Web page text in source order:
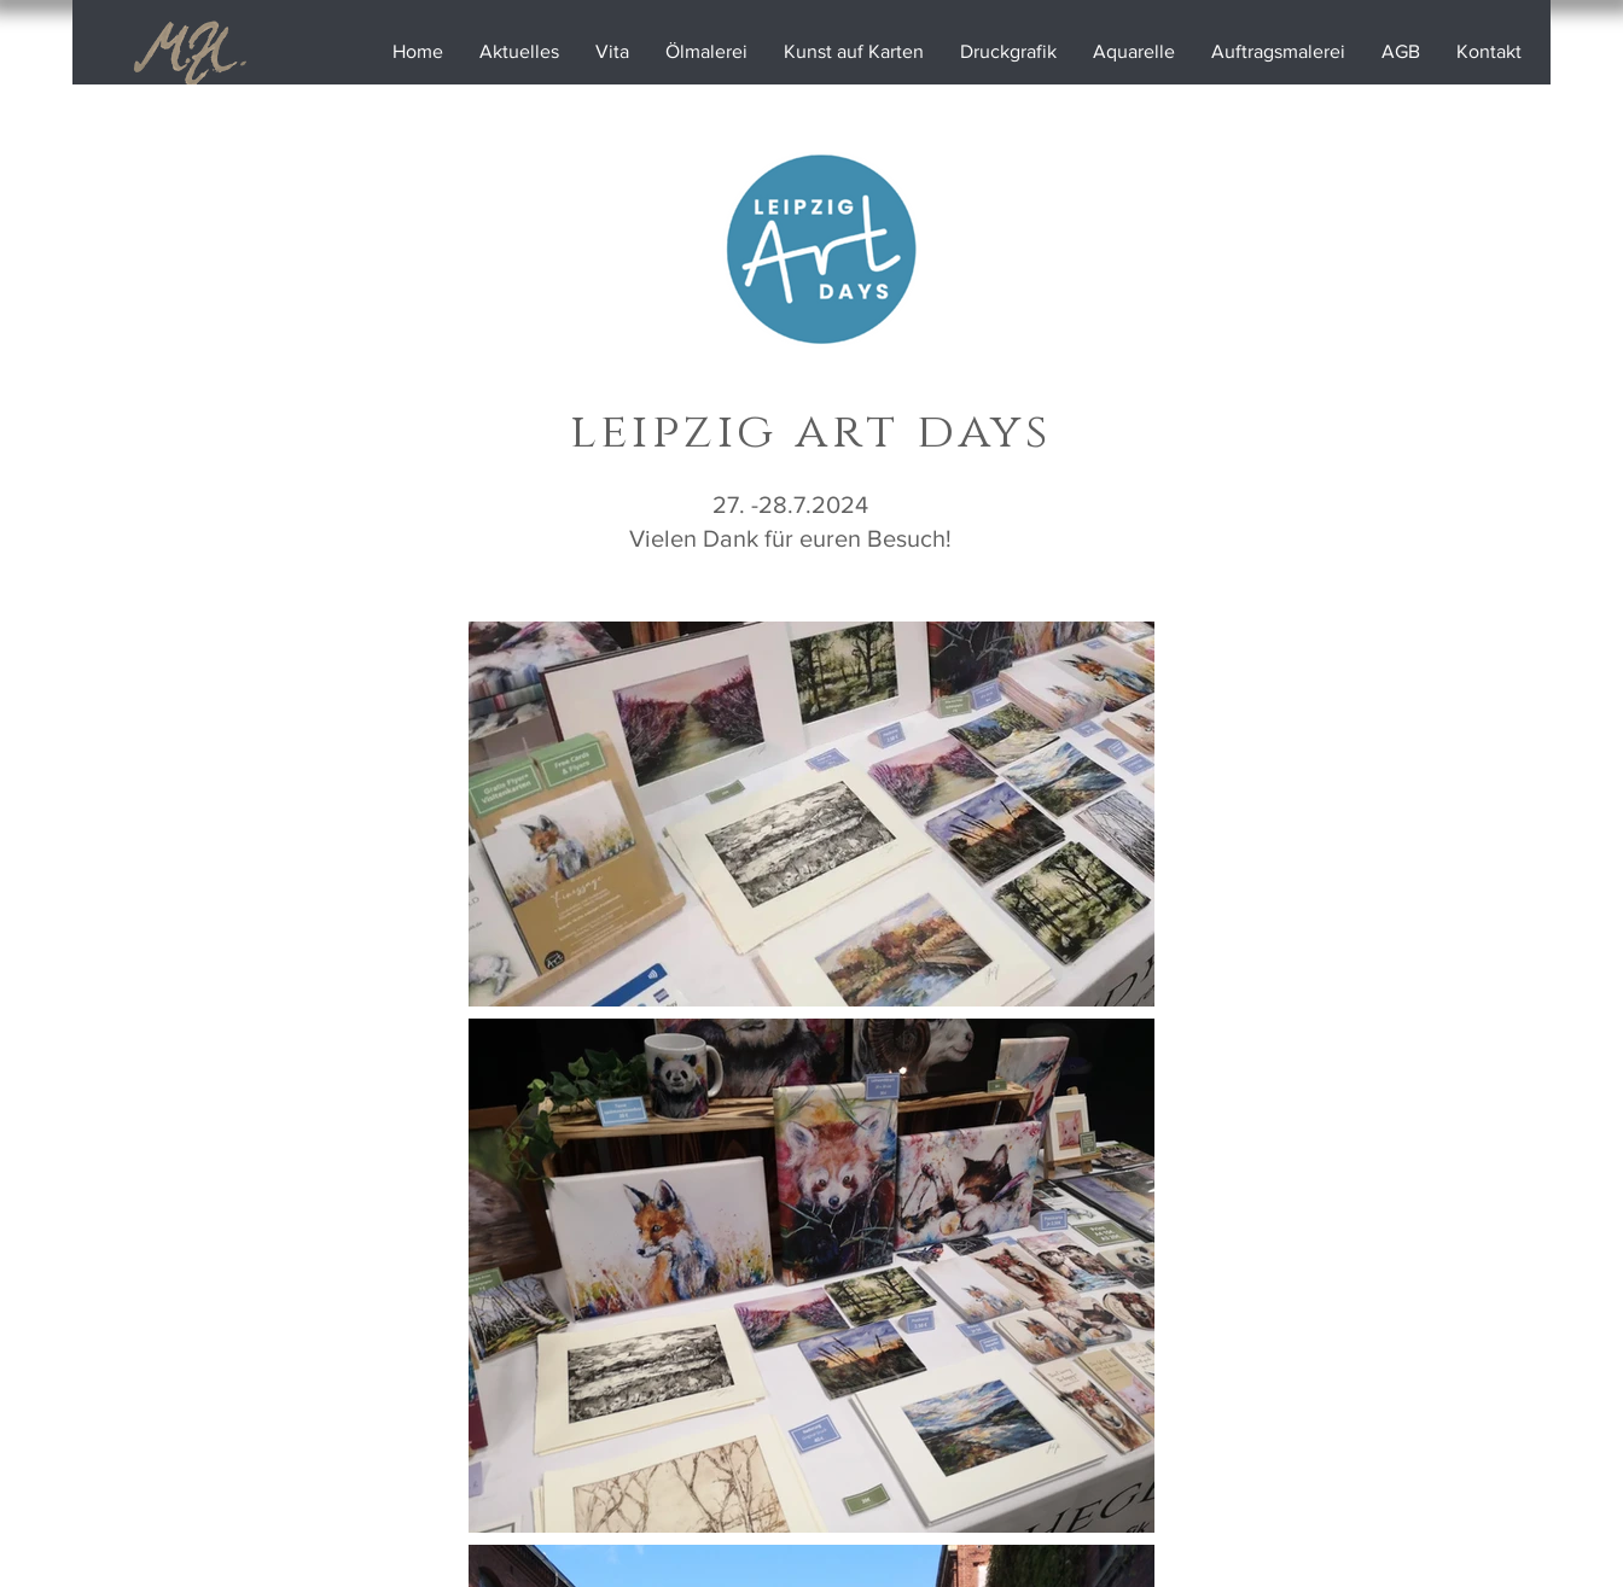
Home Aktuelles Vita Ölmalerei Kunst auf Karten Druckgrafik Aquarelle Auftragsmalerei AGB Kontakt
leipzig art days
27. -28.7.2024
Vielen Dank für euren Besuch!